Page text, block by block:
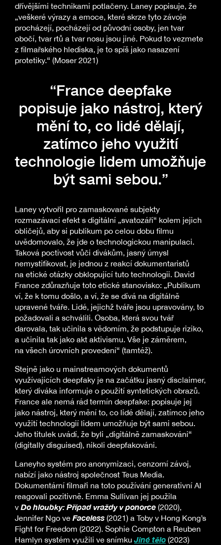
dřívějšími technikami potlačeny. Laney popisuje, že
„veškeré výrazy a emoce, které skrze tyto závoje
procházejí, pocházejí od původní osoby, jen tvar
obočí, tvar rtů a tvar nosu jsou jiné. Pokud to vezmete
z filmařského hlediska, je to spíš jako nasazení
protetiky.“ (Moser 2021)
“France deepfake
popisuje jako nástroj, který
mění to, co lidé dělají,
zatímco jeho využití
technologie lidem umožňuje
být sami sebou.”
Laney vytvořil pro zamaskované subjekty
rozmazávací efekt s digitální „svatozáří“ kolem jejich
obličejů, aby si publikum po celou dobu filmu
uvědomovalo, že jde o technologickou manipulaci.
Taková poctivost vůči divákům, jasný úmysl
nemystifikovat, je jednou z reakcí dokumentaristů
na etické otázky obklopující tuto technologii. David
France zdůrazňuje toto etické stanovisko: „Publikum
ví, že k tomu došlo, a ví, že se dívá na digitálně
upravené tváře. Lidé, jejichž tváře jsou upravovány, to
požadovali a schválili. Osoba, která svou tvář
darovala, tak učinila s vědomím, že podstupuje riziko,
a učinila tak jako akt aktivismu. Vše je záměrem,
na všech úrovních provedení“ (tamtéž).
Stejně jako u mainstreamových dokumentů
využívajících deepfaky je na začátku jasný disclaimer,
který diváka informuje o použití syntetických obrazů.
France ale nemá rád termín deepfake: popisuje jej
jako nástroj, který mění to, co lidé dělají, zatímco jeho
využití technologií lidem umožňuje být sami sebou.
Jeho titulek uvádí, že byli „digitálně zamaskováni“
(digitally disguised), nikoli deepfakováni.
Laneyho systém pro anonymizaci, cenzorní závoj,
nabízí jako nástroj společnost Teus Media.
Dokumentární filmaři na toto používání generativní AI
reagovali pozitivně. Emma Sullivan jej použila
v Do hloubky: Případ vraždy v ponorce (2020),
Jennifer Ngo ve Faceless (2021) a Toby v Hong Kong’s
Fight for Freedom (2022). Sophie Compton a Reuben
Hamlyn systém využili ve snímkuJiné tělo (2023)